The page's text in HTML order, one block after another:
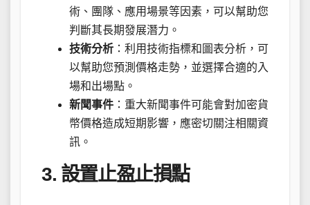
術、團隊、應用場景等因素，可以幫助您
判斷其長期發展潛力。
技術分析 ：利用技術指標和圖表分析，可
以幫助您預測價格走勢，並選擇合適的入
場和出場點。
新聞事件 ：重大新聞事件可能會對加密貨
幣價格造成短期影響，應密切關注相關資
訊。
3. 設置止盈止損點